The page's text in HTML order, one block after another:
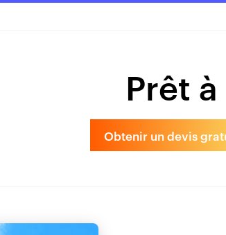
Prêt
Obtenir un devis